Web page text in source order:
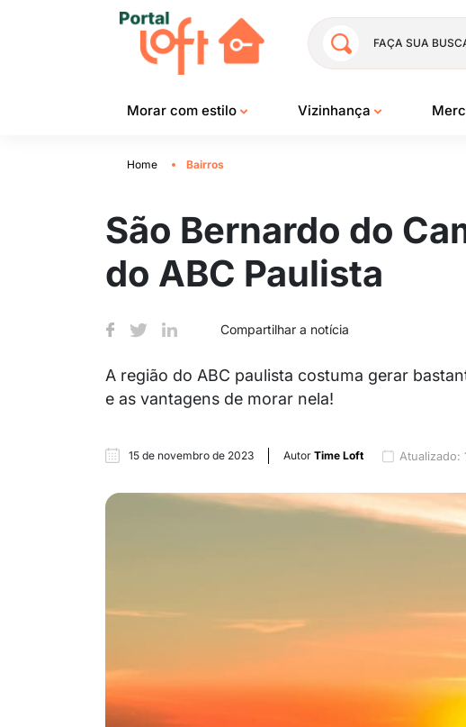
FAÇA SUA
Morar com estilo Vizinhança
Home Bairros
São Bernardo do
do ABC Paulista
Compartilhar a notícia
A região do ABC paulista costuma gerar
e as vantagens de morar nela!
15 de novembro de 2023 Autor Time Loft Atualizado: